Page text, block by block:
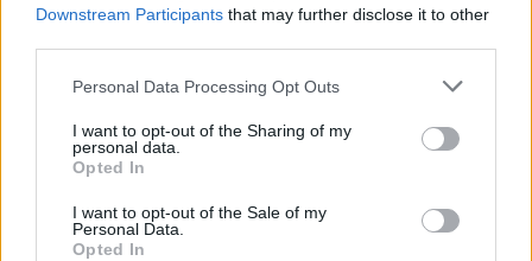
Downstream Participants that may further disclose it to other
Personal Data Processing Opt Outs
I want to opt-out of the Sharing of my
personal data.
Opted In
I want to opt-out of the Sale of my
Personal Data.
Opted In
kötelező emelt szintű érettségi
minimumponthatár
minimumponthatár 2022
kötelező emelt szintű érettségi 2022
előzetes ponthatárok 2022